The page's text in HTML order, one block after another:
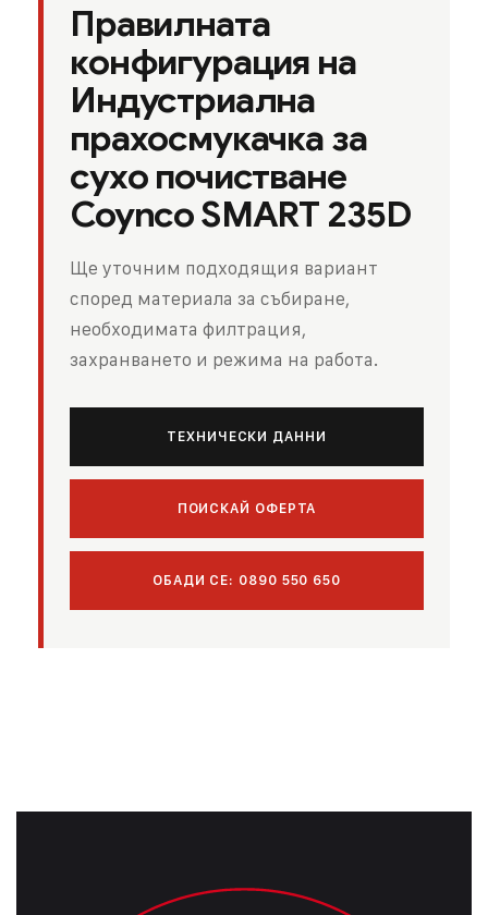
Правилната
конфигурация на
Индустриална
прахосмукачка за
сухо почистване
Coynco SMART 235D
Ще уточним подходящия вариант
според материала за събиране,
необходимата филтрация,
захранването и режима на работа.
ТЕХНИЧЕСКИ ДАННИ
ПОИСКАЙ ОФЕРТА
ОБАДИ СЕ: 0890 550 650